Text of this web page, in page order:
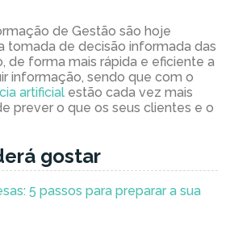
de Gestão são hoje
tomada de decisão informada das
de forma mais rápida e eficiente a
informação, sendo que com o
artificial estão cada vez mais
prever o que os seus clientes e o
gostar